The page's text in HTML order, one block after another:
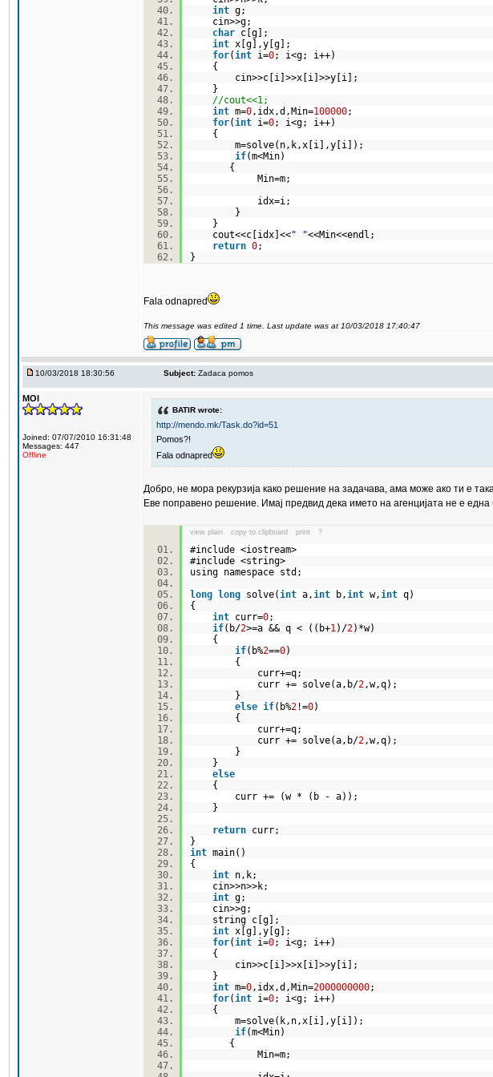
int g;
cin>>g;
char c[g];
int x[g],y[g];
for(int i=0; i<g; i++)
{
cin>>c[i]>>x[i]>>y[i];
}
//cout<<1;
int m=0,idx,d,Min=100000;
for(int i=0; i<g; i++)
{
m=solve(n,k,x[i],y[i]);
if(m<Min)
{
Min=m;
idx=i;
}
}
cout<<c[idx]<<" "<<Min<<endl;
return 0;
}
Fala odnapred
This message was edited 1 time. Last update was at 10/03/2018 17:40:47
10/03/2018 18:30:56 Subject: Zadaca pomos
MOI
Joined: 07/07/2010 16:31:48
Messages: 447
Offline
BATIR wrote:
http://mendo.mk/Task.do?id=51
Pomos?!
Fala odnapred
Добро, не мора рекурзија како решение на задачава, ама може ако ти е
Еве поправено решение. Имај предвид дека името на агенцијата не е
view plain copy to clipboard print ?
#include <iostream>
#include <string>
using namespace std;
long long solve( int a, int b, int w, int q)
{
int curr=0;
if(b/2>=a && q < ((b+1 )/2)*w)
{
if(b%2==0)
{
curr+=q;
curr += solve(a,b/2 ,w,q);
}
else if(b%2 !=0)
{
curr+=q;
curr += solve(a,b/2 ,w,q);
}
}
else
{
curr += (w * (b - a));
}
return curr;
}
int main()
{
int n,k;
cin>>n>>k;
int g;
cin>>g;
string c[g];
int x[g],y[g];
for( int i=0; i<g; i++)
{
cin>>c[i]>>x[i]>>y[i];
}
int m=0 ,idx,d,Min=2000000000;
for( int i=0; i<g; i++)
{
m=solve(k,n,x[i],y[i]);
if(m<Min)
{
Min=m;